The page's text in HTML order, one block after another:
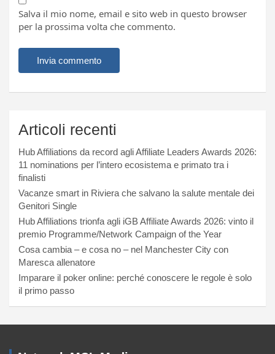
Salva il mio nome, email e sito web in questo browser
per la prossima volta che commento.
Articoli recenti
Hub Affiliations da record agli Affiliate Leaders Awards 2026:
11 nominations per l’intero ecosistema e primato tra i
finalisti
Vacanze smart in Riviera che salvano la salute mentale dei
Genitori Single
Hub Affiliations trionfa agli iGB Affiliate Awards 2026: vinto il
premio Programme/Network Campaign of the Year
Cosa cambia – e cosa no – nel Manchester City con
Maresca allenatore
Imparare il poker online: perché conoscere le regole è solo
il primo passo